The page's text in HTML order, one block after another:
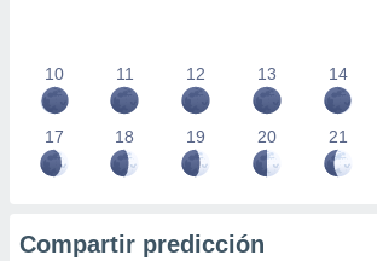
10 11 12 13 14
17 18 19 20 21
Compartir predicción